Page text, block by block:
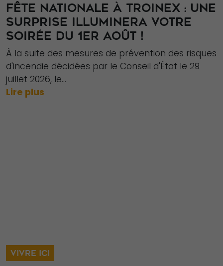
FÊTE NATIONALE À TROINEX : UNE
SURPRISE ILLUMINERA VOTRE
SOIRÉE DU 1ER AOÛT !
À la suite des mesures de prévention des risques
d'incendie décidées par le Conseil d'État le 29
juillet 2026, le...
Lire plus
VIVRE ICI